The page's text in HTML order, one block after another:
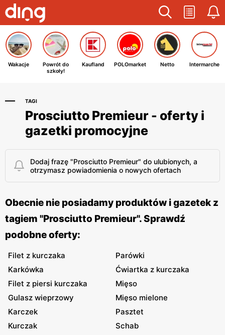
Wakacje
Powrót do
szkoły!
Kaufland POLOmarket Netto Intermarche
TAGI
Prosciutto Premieur - oferty i
gazetki promocyjne
Dodaj frazę "Prosciutto Premieur" do ulubionych, a
otrzymasz powiadomienia o nowych ofertach
Obecnie nie posiadamy produktów i gazetek z
tagiem "Prosciutto Premieur". Sprawdź
podobne oferty:
Filet z kurczaka
Parówki
Karkówka
Ćwiartka z kurczaka
Filet z piersi kurczaka
Mięso
Gulasz wieprzowy
Mięso mielone
Karczek
Pasztet
Kurczak
Schab